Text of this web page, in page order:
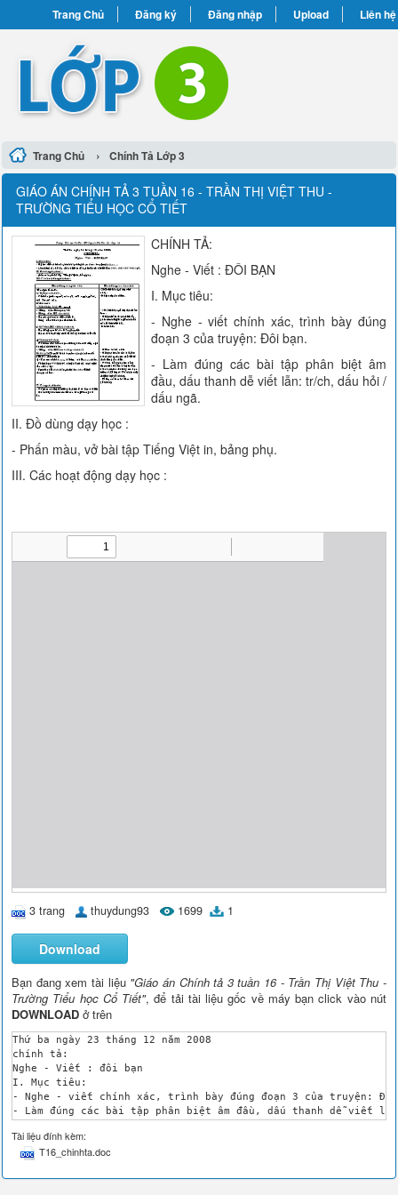
Trang Chủ Đăng ký Đăng nhập Upload Liên hệ
Trang Chủ › Chính Tả Lớp 3
GIÁO ÁN CHÍNH TẢ 3 TUẦN 16 - TRẦN THỊ VIỆT THU -
TRƯỜNG TIỂU HỌC CỔ TIẾT
CHÍNH TẢ:
Nghe - Viết : ĐÔI BẠN
I. Mục tiêu:
- Nghe - viết chính xác, trình bày đúng
đoạn 3 của truyện: Đôi bạn.
- Làm đúng các bài tập phân biệt âm
đầu, dấu thanh dễ viết lẫn: tr/ch, dấu hỏi /
dấu ngã.
II. Đồ dùng dạy học :
- Phấn màu, vở bài tập Tiếng Việt in, bảng phụ.
III. Các hoạt động dạy học :
3 trang thuydung93 1699 1
Download
Bạn đang xem tài liệu "Giáo án Chính tả 3 tuần 16 - Trần Thị Việt Thu -
Trường Tiểu học Cổ Tiết", để tải tài liệu gốc về máy bạn click vào nút
DOWNLOAD ở trên
Thứ ba ngày 23 tháng 12 năm 2008
chính tả:
Nghe - Viết : đôi bạn
I. Mục tiêu:
- Nghe - viết chính xác, trình bày đúng đoạn 3 của truyện:
- Làm đúng các bài tập phân biệt âm đầu, dấu thanh dễ viết
II. Đồ dùng dạy học :
- Phấn màu, vở bài tập Tiếng Việt in, bảng phụ.
III. Các hoạt động dạy học :
Hoạt động của học sinh
Tài liệu đính kèm:
T16_chinhta.doc